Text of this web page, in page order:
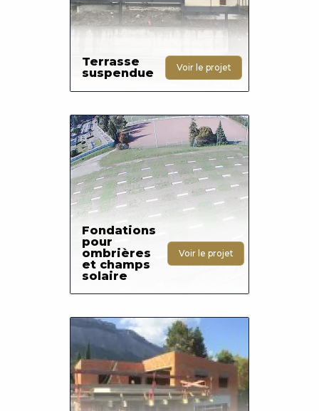
Terrasse
suspendue
Voir le projet
Photo
Fondations
pour
ombrières
et champs
solaire
Voir le projet
Photo